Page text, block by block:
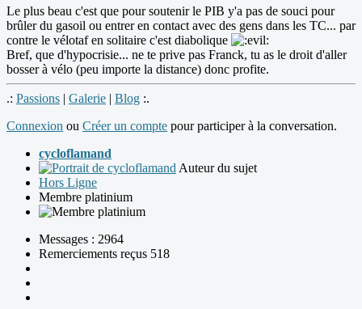
Le plus beau c'est que pour soutenir le PIB y'a pas de souci pour
brûler du gasoil ou entrer en contact avec des gens dans les TC... par
contre le vélotaf en solitaire c'est diabolique
Bref, que d'hypocrisie... ne te prive pas Franck, tu as le droit d'aller
bosser à vélo (peu importe la distance) donc profite.
.: Passions | Galerie | Blog :.
Connexion ou Créer un compte pour participer à la conversation.
cycloflamand
Auteur du sujet
Hors Ligne
Membre platinium
Messages : 2964
Remerciements reçus 518